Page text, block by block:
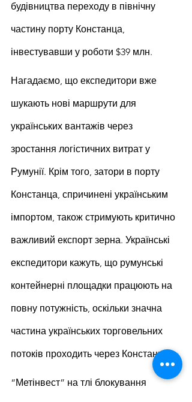
будівництва переходу в північну
частину порту Констанца,
інвестувавши у роботи $39 млн.
Нагадаємо, що експедитори вже
шукають нові маршрути для
українських вантажів через
зростання логістичних витрат у
Румунії. Крім того, затори в порту
Констанца, спричинені українським
імпортом, також стримують критично
важливий експорт зерна. Українські
експедитори кажуть, що румунські
контейнерні площадки працюють на
повну потужність, оскільки значна
частина українських торговельних
потоків проходить через Констанцу.
“Метінвест” на тлі блокування